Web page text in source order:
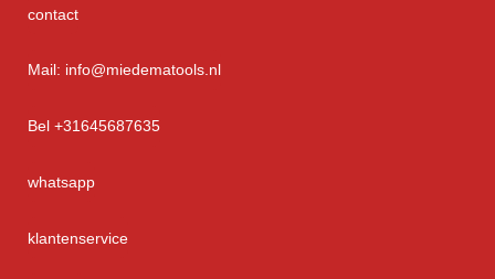
contact
Mail: info@miedematools.nl
Bel +31645687635
whatsapp
klantenservice